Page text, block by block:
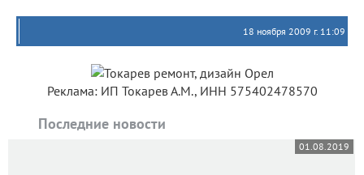
18 ноября 2009 г. 11:09
Реклама: ИП Токарев А.М., ИНН 575402478570
Последние новости
01.08.2019